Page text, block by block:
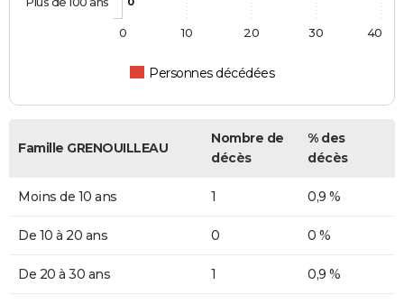
Personnes décédées
0 10 20 30 40
Famille GRENOUILLEAU
Nombre de
décès
% des
décès
Moins de 10 ans 1 0,9 %
De 10 à 20 ans 0 0 %
De 20 à 30 ans 1 0,9 %